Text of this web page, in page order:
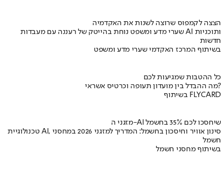
הצצה לקמפוס שרוצה לשנות את האקדמיה
שערי מדע ומשפט נוחת בהייטק של רעננה עם מעבדות AI ותוכניות
חדשות
בשיתוף המרכז האקדמי שערי מדע ומשפט
כל ההטבות שמגיעות לכם
מה ההבדל בין מועדון תעופה וכרטיס אשראי?
בשיתוף FLYCARD
מזגני ה-AI שיחסכו לכם 35% בחשמל
טכנולוגיית AI, סינון אוויר וחיסכון בחשמל: המדריך למזגני 2026 במחסני
חשמל
בשיתוף מחסני חשמל